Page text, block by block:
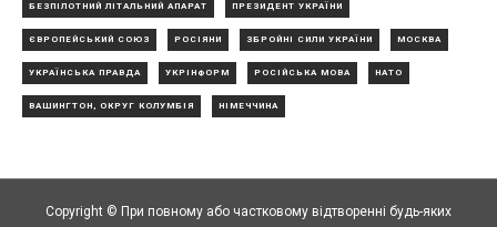
БЕЗПІЛОТНИЙ ЛІТАЛЬНИЙ АПАРАТ ПРЕЗИДЕНТ УКРАЇНИ
ЄВРОПЕЙСЬКИЙ СОЮЗ РОСІЯНИ ЗБРОЙНІ СИЛИ УКРАЇНИ МОСКВА
УКРАЇНСЬКА ПРАВДА УКРІНФОРМ РОСІЙСЬКА МОВА НАТО
ВАШИНГТОН, ОКРУГ КОЛУМБІЯ НІМЕЧЧИНА
Copyright © При повному або частковому відтворенні будь-яких